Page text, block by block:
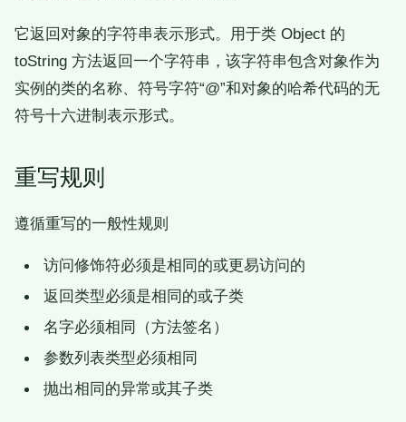
它返回对象的字符串表示形式。用于类 Object 的
toString 方法返回一个字符串，该字符串包含对象作为
实例的类的名称、符号字符“@”和对象的哈希代码的无
符号十六进制表示形式。
重写规则
遵循重写的一般性规则
访问修饰符必须是相同的或更易访问的
返回类型必须是相同的或子类
名字必须相同（方法签名）
参数列表类型必须相同
抛出相同的异常或其子类